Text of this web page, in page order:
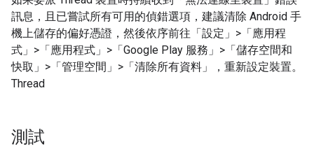
訊息，且已嘗試所有可用的偵錯選項，建議清除 Android 手
機上儲存的偏好憑證，然後依序前往「設定」>「應用程
式」>「應用程式」>「Google Play 服務」>「儲存空間和
快取」>「管理空間」>「清除所有資料」
，重新設定裝置。
Thread
測試